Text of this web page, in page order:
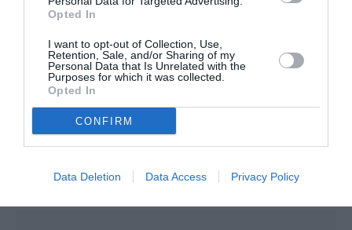
Opted In
I want to opt-out of Collection, Use,
Retention, Sale, and/or Sharing of my
Personal Data that Is Unrelated with the
Purposes for which it was collected.
Opted In
CONFIRM
Data Deletion Data Access Privacy Policy
19 h 23 sans escale : le Boeing 777F de National
Land down undera commenté l'article :
Airlines relie l’Écosse à l’Australie
air france Brasilia